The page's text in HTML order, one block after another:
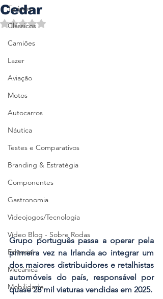
Turismo
Clássicos
Camiões
Lazer
Aviação
Motos
Autocarros
Náutica
Testes e Comparativos
Branding & Estratégia
Componentes
Gastronomia
Videojogos/Tecnologia
Vídeo Blog - Sobre Rodas
Editorial
Mecânica
Mobilidade
Cedar
Avaliado com NaN de 5 estrelas.
Grupo português passa a operar pela
primeira vez na Irlanda ao integrar um
dos maiores distribuidores e retalhistas
automóveis do país, responsável por
quase 28 mil viaturas vendidas em 2025.